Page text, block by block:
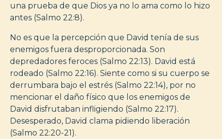
una prueba de que Dios ya no lo ama como lo hizo
antes (Salmo 22:8).
No es que la percepción que David tenía de sus
enemigos fuera desproporcionada. Son
depredadores feroces (Salmo 22:13). David está
rodeado (Salmo 22:16). Siente como si su cuerpo se
derrumbara bajo el estrés (Salmo 22:14), por no
mencionar el daño físico que los enemigos de
David disfrutaban infligiendo (Salmo 22:17).
Desesperado, David clama pidiendo liberación
(Salmo 22:20-21).